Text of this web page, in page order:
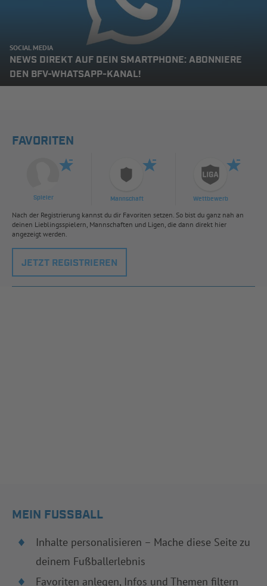
SOCIAL MEDIA
NEWS DIREKT AUF DEIN SMARTPHONE: ABONNIERE
DEN BFV-WHATSAPP-KANAL!
FAVORITEN
Spieler Mannschaft Wettbewerb
Nach der Registrierung kannst du dir Favoriten setzen. So bist du ganz nah an
deinen Lieblingsspielern, Mannschaften und Ligen, die dann direkt hier
angezeigt werden.
JETZT REGISTRIEREN
MEIN FUSSBALL
Inhalte personalisieren – Mache diese Seite zu
deinem Fußballerlebnis
Favoriten anlegen, Infos und Themen filtern